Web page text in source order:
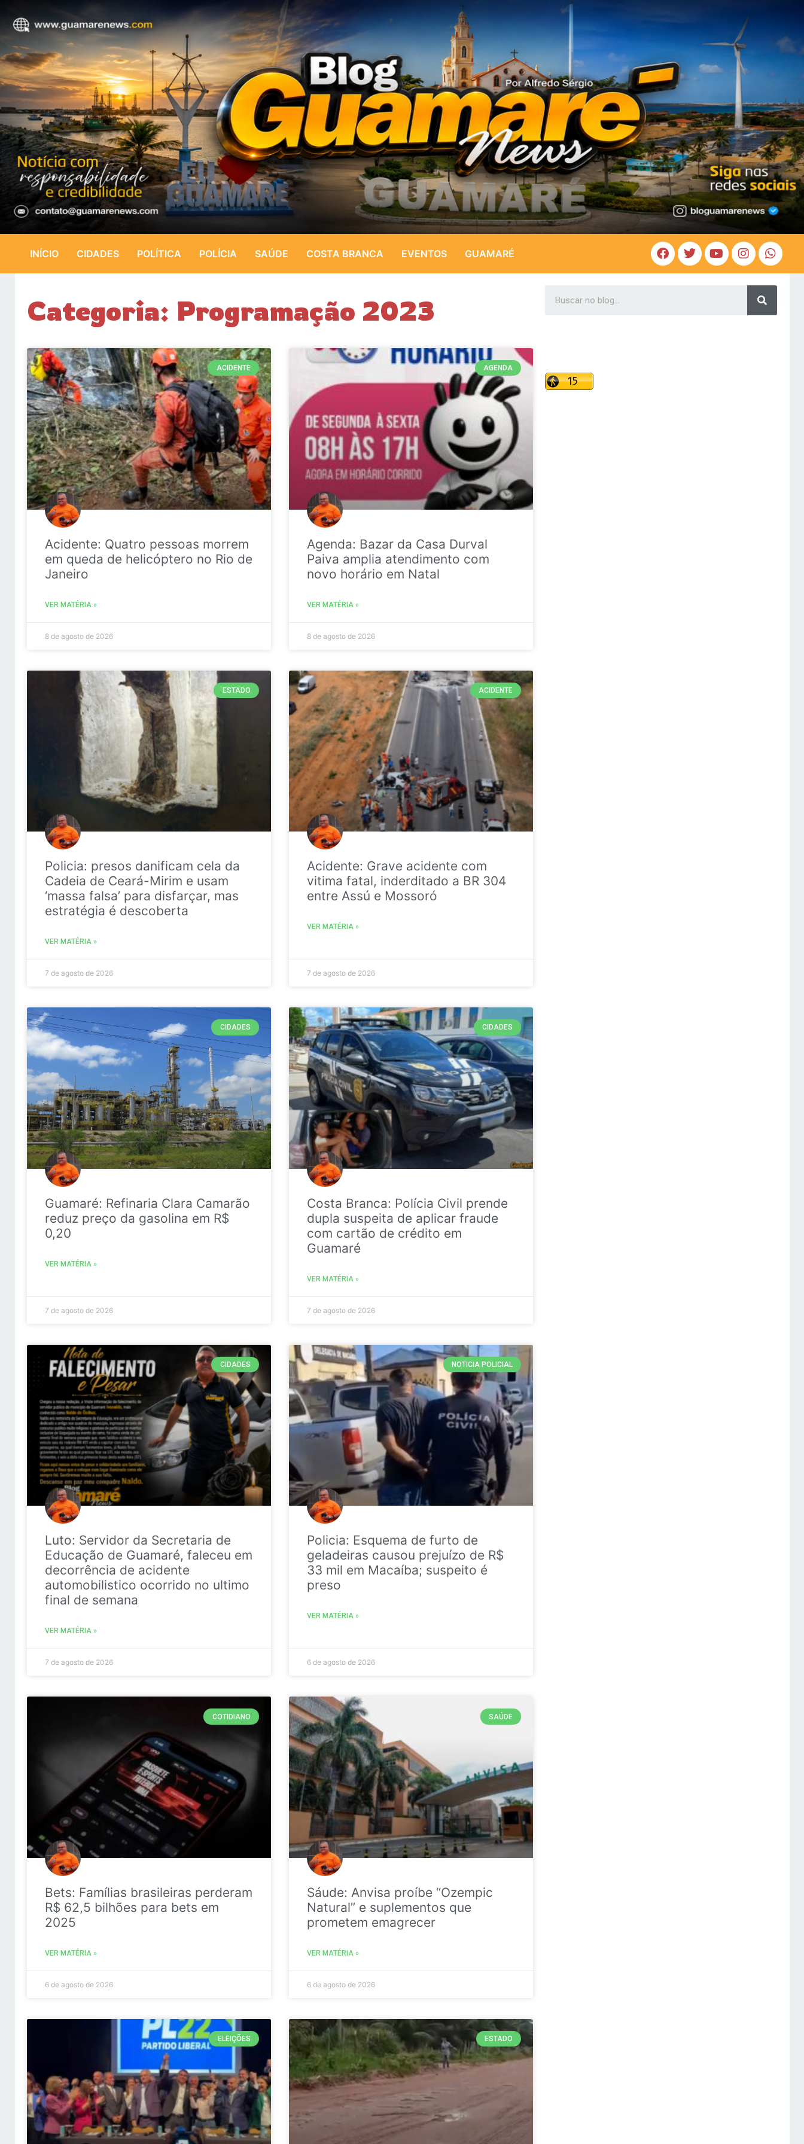
INÍCIO CIDADES POLÍTICA POLÍCIA SAÚDE COSTA BRANCA EVENTOS GUAMARÉ
Categoria: Programação 2023
ACIDENTE
Acidente: Quatro pessoas morrem
em queda de helicóptero no Rio de
Janeiro
VER MATÉRIA »
8 de agosto de 2026
AGENDA
Agenda: Bazar da Casa Durval
Paiva amplia atendimento com
novo horário em Natal
VER MATÉRIA »
8 de agosto de 2026
ESTADO
Policia: presos danificam cela da
Cadeia de Ceará-Mirim e usam
‘massa falsa’ para disfarçar, mas
estratégia é descoberta
VER MATÉRIA »
7 de agosto de 2026
ACIDENTE
Acidente: Grave acidente com
vitima fatal, inderditado a BR 304
entre Assú e Mossoró
VER MATÉRIA »
7 de agosto de 2026
CIDADES
Guamaré: Refinaria Clara Camarão
reduz preço da gasolina em R$
0,20
VER MATÉRIA »
7 de agosto de 2026
CIDADES
Costa Branca: Polícia Civil prende
dupla suspeita de aplicar fraude
com cartão de crédito em
Guamaré
VER MATÉRIA »
7 de agosto de 2026
CIDADES
Luto: Servidor da Secretaria de
Educação de Guamaré, faleceu em
decorrência de acidente
automobilistico ocorrido no ultimo
final de semana
VER MATÉRIA »
7 de agosto de 2026
NOTICIA POLICIAL
Policia: Esquema de furto de
geladeiras causou prejuízo de R$
33 mil em Macaíba; suspeito é
preso
VER MATÉRIA »
6 de agosto de 2026
COTIDIANO
Bets: Famílias brasileiras perderam
R$ 62,5 bilhões para bets em
2025
VER MATÉRIA »
6 de agosto de 2026
SAÚDE
Sáude: Anvisa proíbe “Ozempic
Natural” e suplementos que
prometem emagrecer
VER MATÉRIA »
6 de agosto de 2026
ELEIÇÕES ESTADO